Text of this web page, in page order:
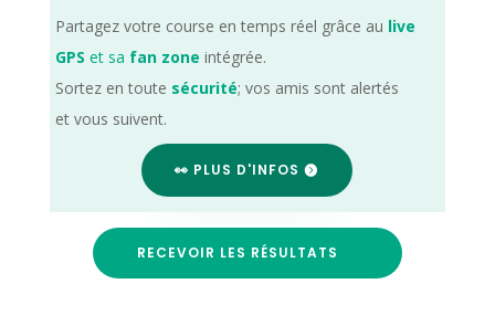
Partagez votre course en temps réel grâce au live
GPS et sa fan zone intégrée.
Sortez en toute sécurité; vos amis sont alertés
et vous suivent.
👀 PLUS D'INFOS
RECEVOIR LES RÉSULTATS